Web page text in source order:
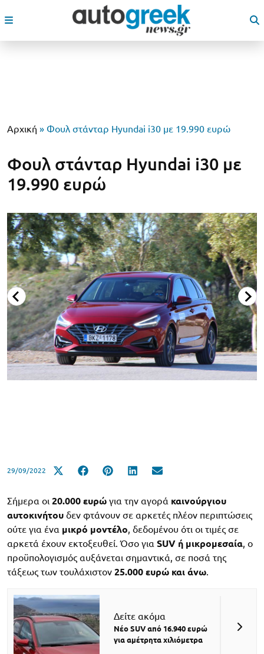
Αρχική » Φουλ στάνταρ Hyundai i30 με 19.990 ευρώ
Φουλ στάνταρ Hyundai i30 με
19.990 ευρώ
29/09/2022
Σήμερα οι 20.000 ευρώ για την αγορά καινούργιου
αυτοκινήτου δεν φτάνουν σε αρκετές πλέον περιπτώσεις
ούτε για ένα μικρό μοντέλο, δεδομένου ότι οι τιμές σε
αρκετά έχουν εκτοξευθεί. Όσο για SUV ή μικρομεσαία, ο
προϋπολογισμός αυξάνεται σημαντικά, σε ποσά της
τάξεως των τουλάχιστον 25.000 ευρώ και άνω.
Δείτε ακόμα
Νέο SUV από 16.940 ευρώ
για αμέτρητα χιλιόμετρα